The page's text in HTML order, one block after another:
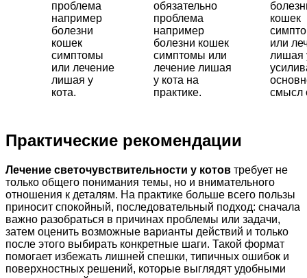
проблема
например
болезни
кошек
симптомы
или лечение
лишая у
кота.
обязательно
проблема
например
болезни кошек
симптомы или
лечение лишая
у кота на
практике.
кошек
или
лишая
смысл
Практические рекомендации
Лечение светочувствительности у котов требует не
только общего понимания темы, но и внимательного
отношения к деталям. На практике больше всего пользы
приносит спокойный, последовательный подход: сначала
важно разобраться в причинах проблемы или задачи,
затем оценить возможные варианты действий и только
после этого выбирать конкретные шаги. Такой формат
помогает избежать лишней спешки, типичных ошибок и
поверхностных решений, которые выглядят удобными